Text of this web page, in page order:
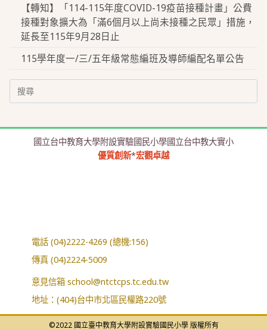
【轉知】「114-115年度COVID-19疫苗接種計畫」公費
接種對象擴大為「滿6個月以上尚未接種之民眾」措施，
延長至115年9月28日止
115學年度一/三/五年級常態編班及導師編配名單公告
Search
for:
國立台中教育大學附設實驗國民小學國立台中教大實小
優質創新*宏觀卓越
電話 (04)2222-4269 (總機:156)
傳真 (04)2224-5009
意見信箱school@ntctcps.tc.edu.tw
地址：(404)台中市北區民權路220號
©2022 國立臺中教育大學附設實驗國民小學 版權所有